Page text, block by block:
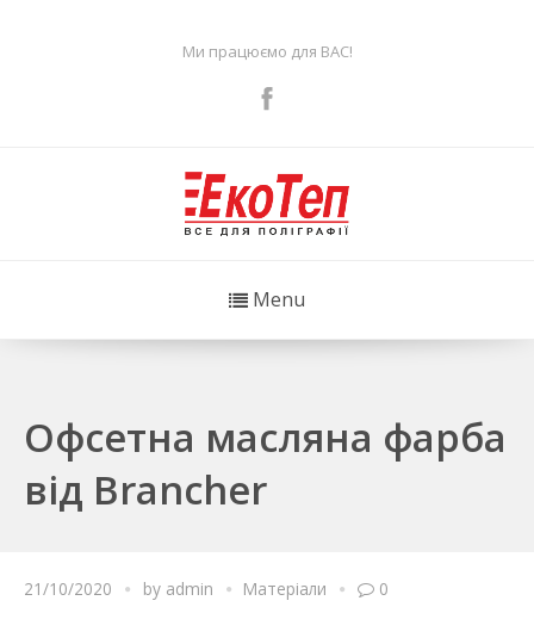
Ми працюємо для ВАС!
Menu
Офсетна масляна фарба
від Brancher
21/10/2020 by admin Матеріали 0